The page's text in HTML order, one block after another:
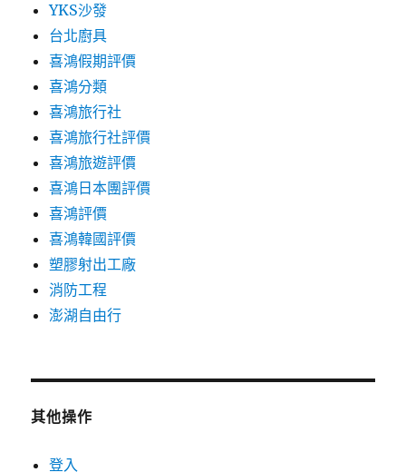
YKS沙發
台北廚具
喜鴻假期評價
喜鴻分類
喜鴻旅行社
喜鴻旅行社評價
喜鴻旅遊評價
喜鴻日本團評價
喜鴻評價
喜鴻韓國評價
塑膠射出工廠
消防工程
澎湖自由行
其他操作
登入